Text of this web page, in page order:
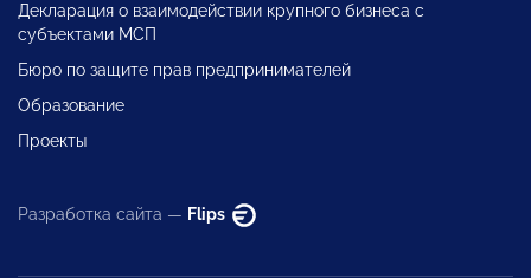
Декларация о взаимодействии крупного бизнеса с
субъектами МСП
Бюро по защите прав предпринимателей
Образование
Проекты
Разработка сайта — Flips